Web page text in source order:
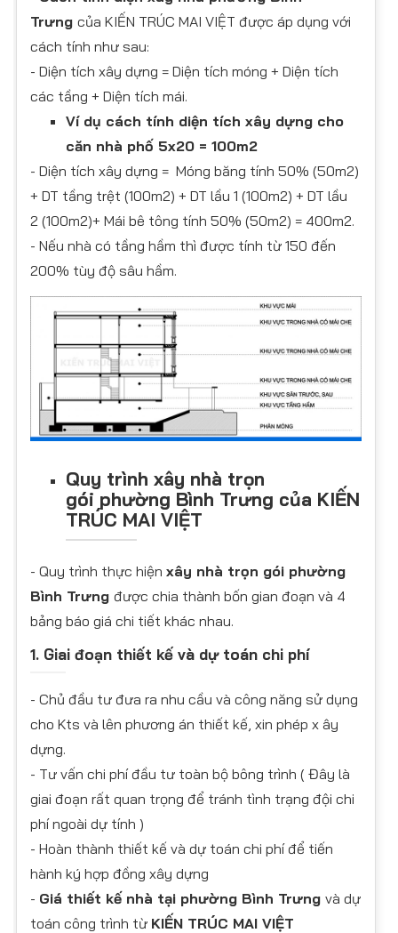
Trưng của KIẾN TRÚC MAI VIỆT được áp dụng với
cách tính như sau:
- Diện tích xây dựng = Diện tích móng + Diện tích
các tầng + Diện tích mái.
Ví dụ cách tính diện tích xây dựng cho
căn nhà phố 5x20 = 100m2
- Diện tích xây dựng = Móng băng tính 50% (50m2)
+ DT tầng trệt (100m2) + DT lầu 1 (100m2) + DT lầu
2 (100m2)+ Mái bê tông tính 50% (50m2) = 400m2.
- Nếu nhà có tầng hầm thì được tính từ 150 đến
200% tùy độ sâu hầm.
Quy trình xây nhà trọn
gói phường Bình Trưng của KIẾN
TRÚC MAI VIỆT
- Quy trình thực hiện xây nhà trọn gói phường
Bình Trưng được chia thành bốn gian đoạn và 4
bảng báo giá chi tiết khác nhau.
1. Giai đoạn thiết kế và dự toán chi phí
- Chủ đầu tư đưa ra nhu cầu và công năng sử dụng
cho Kts và lên phương án thiết kế, xin phép x ây
dựng.
- Tư vấn chi phí đầu tư toàn bộ bông trình ( Đây là
giai đoạn rất quan trọng để tránh tình trạng đội chi
phí ngoài dự tính )
- Hoàn thành thiết kế và dự toán chi phí để tiến
hành ký hợp đồng xây dựng
- Giá thiết kế nhà tại phường Bình Trưng và dự
toán công trình từ KIẾN TRÚC MAI VIỆT